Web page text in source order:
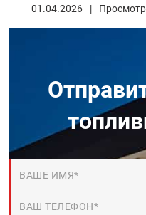
01.04.2026 |